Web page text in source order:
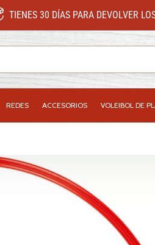
TIENES 30 DÍAS PARA DEVOLVER
REDES ACCESORIOS VOLEIBOL DE